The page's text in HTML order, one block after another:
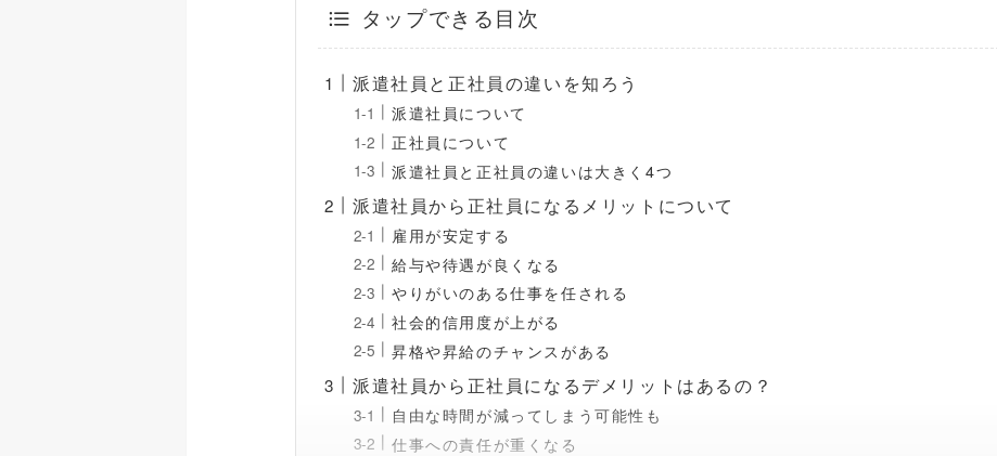
タップできる目次
派遣社員と正社員の違いを知ろう
派遣社員について
正社員について
派遣社員と正社員の違いは大きく4つ
派遣社員から正社員になるメリットについて
雇用が安定する
給与や待遇が良くなる
やりがいのある仕事を任される
社会的信用度が上がる
昇格や昇給のチャンスがある
派遣社員から正社員になるデメリットはあるの？
自由な時間が減ってしまう可能性も
仕事への責任が重くなる